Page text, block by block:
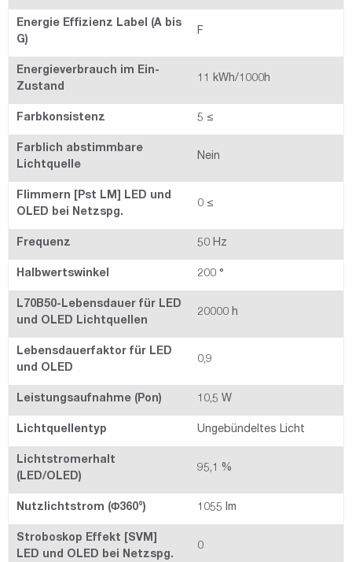
Energie Effizienz Label (A bis
G)
F
Energieverbrauch im Ein-
Zustand
11 kWh/1000h
Farbkonsistenz 5 ≤
Farblich abstimmbare
Lichtquelle
Nein
Flimmern [Pst LM] LED und
OLED bei Netzspg.
0 ≤
Frequenz 50 Hz
Halbwertswinkel 200 °
L70B50-Lebensdauer für LED
und OLED Lichtquellen
20000 h
Lebensdauerfaktor für LED
und OLED
0,9
Leistungsaufnahme (Pon) 10,5 W
Lichtquellentyp Ungebündeltes Licht
Lichtstromerhalt
(LED/OLED)
95,1 %
Nutzlichtstrom (Φ360°) 1055 lm
Stroboskop Effekt [SVM]
LED und OLED bei Netzspg.
0